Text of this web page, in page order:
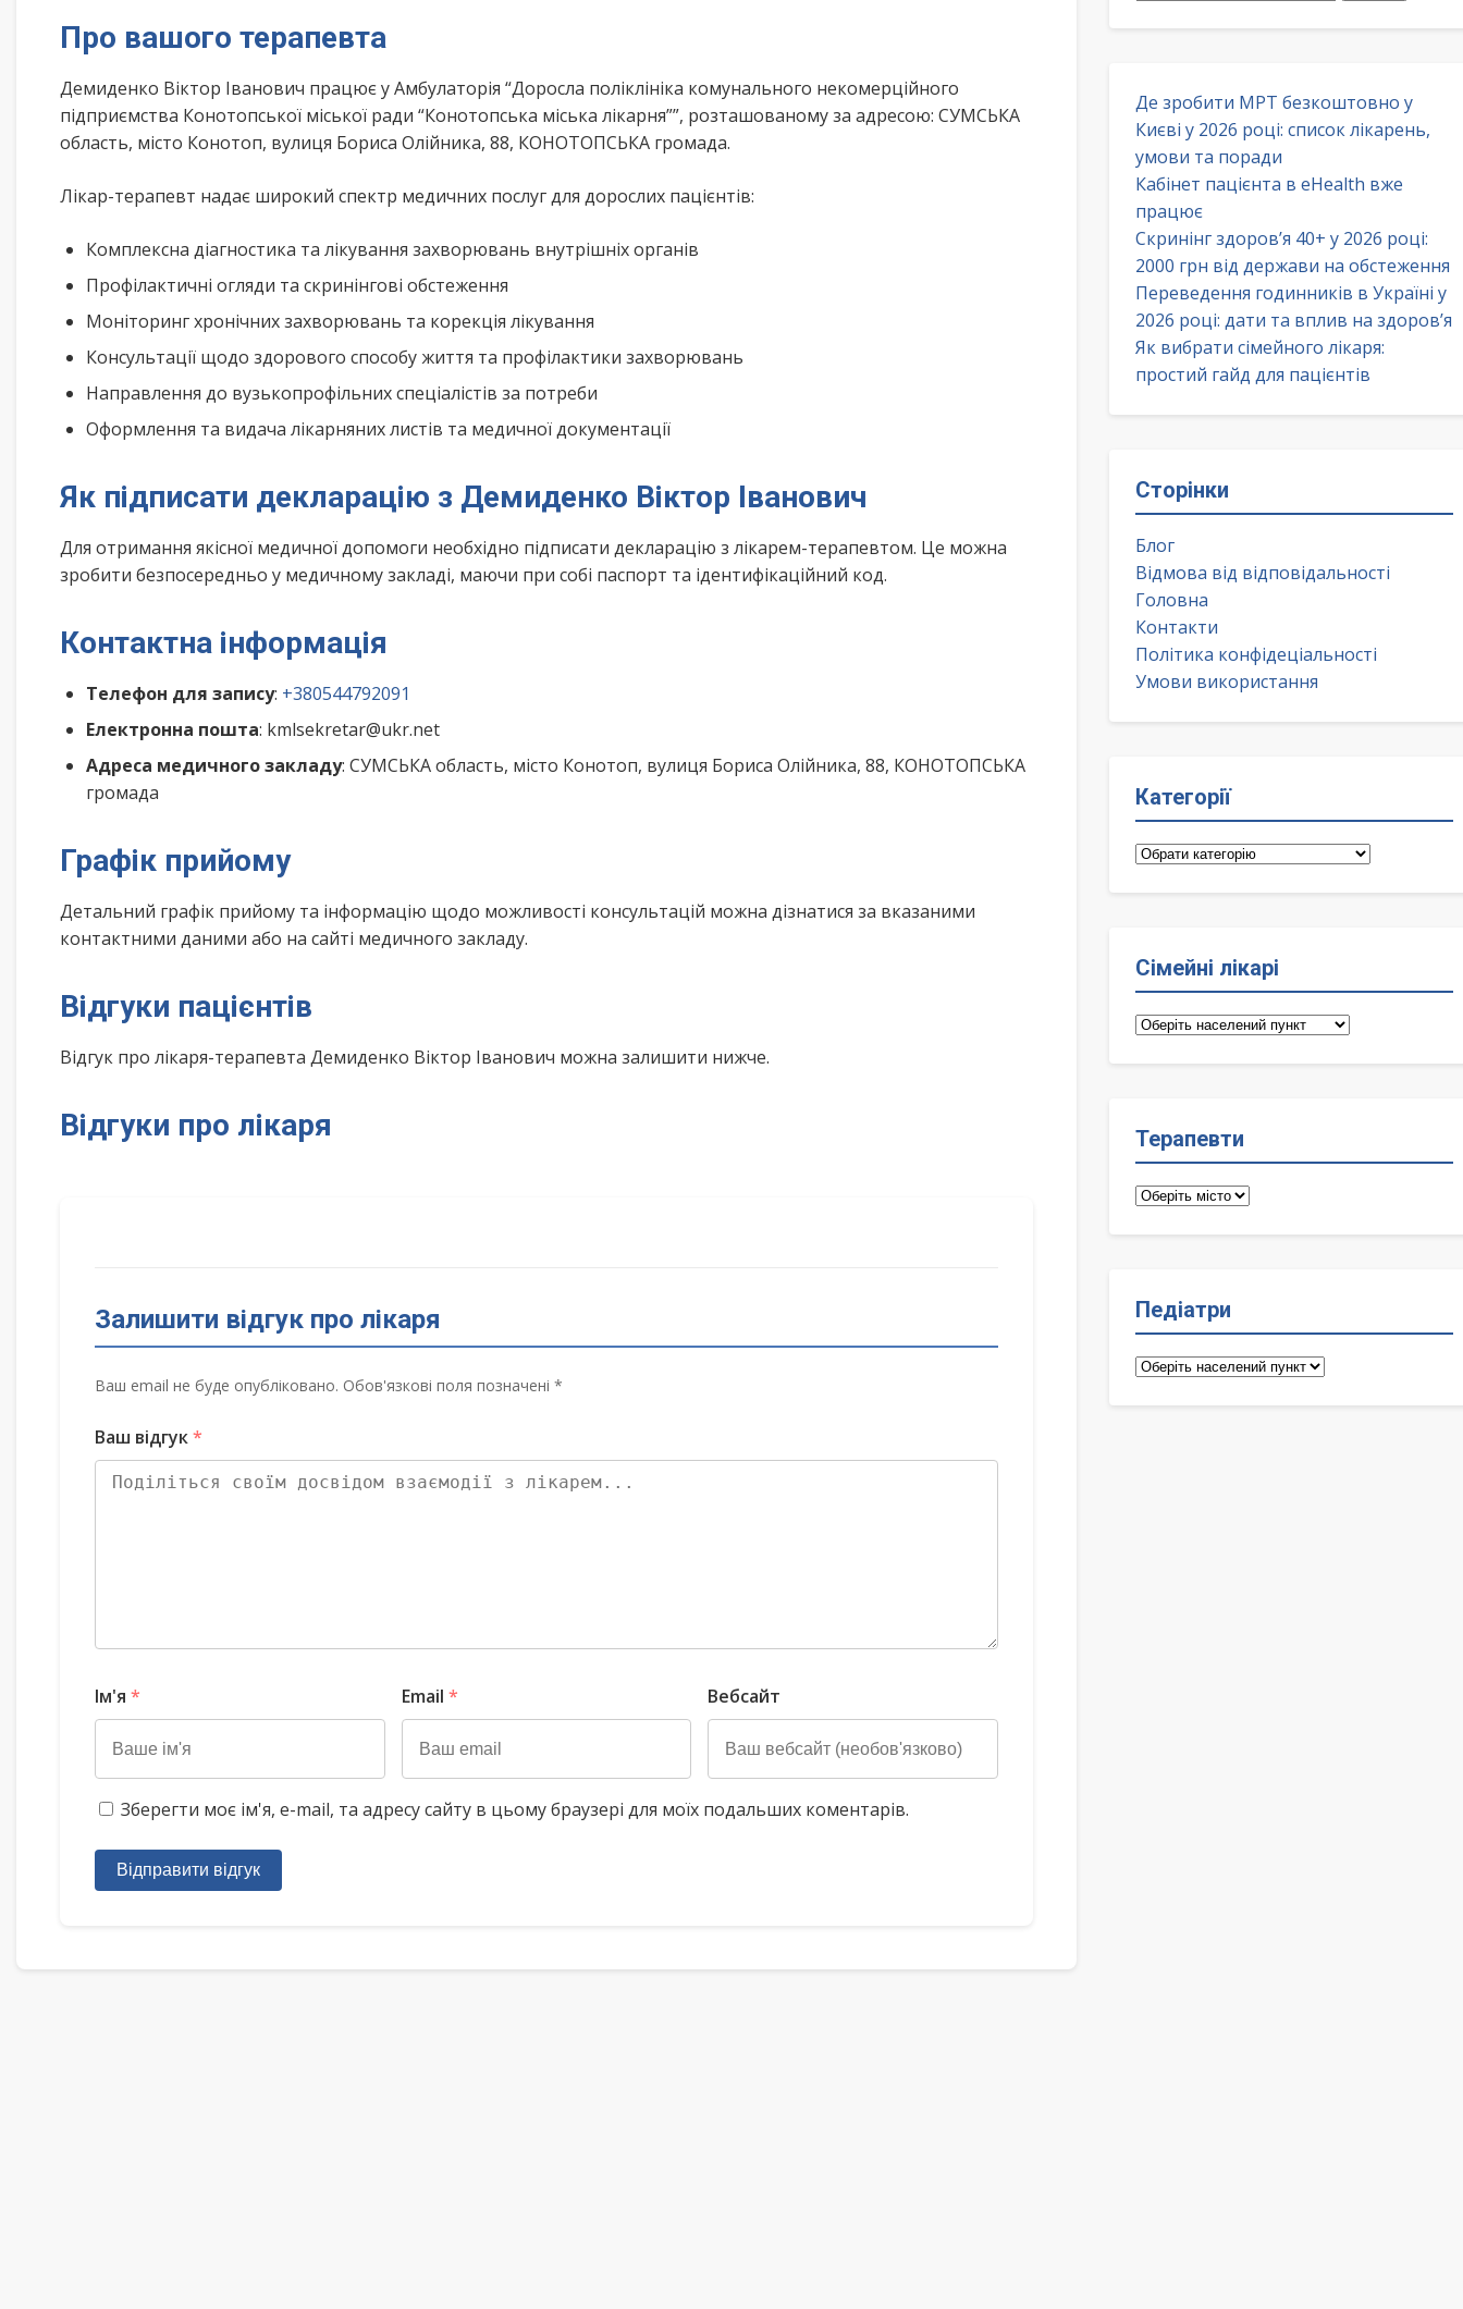
Про вашого терапевта
Демиденко Віктор Іванович працює у Амбулаторія “Доросла поліклініка комунального некомерційного
підприємства Конотопської міської ради “Конотопська міська лікарня””, розташованому за адресою: СУМСЬКА
область, місто Конотоп, вулиця Бориса Олійника, 88, КОНОТОПСЬКА громада.
Лікар-терапевт надає широкий спектр медичних послуг для дорослих пацієнтів:
Комплексна діагностика та лікування захворювань внутрішніх органів
Профілактичні огляди та скринінгові обстеження
Моніторинг хронічних захворювань та корекція лікування
Консультації щодо здорового способу життя та профілактики захворювань
Направлення до вузькопрофільних спеціалістів за потреби
Оформлення та видача лікарняних листів та медичної документації
Як підписати декларацію з Демиденко Віктор Іванович
Для отримання якісної медичної допомоги необхідно підписати декларацію з лікарем-терапевтом. Це можна
зробити безпосередньо у медичному закладі, маючи при собі паспорт та ідентифікаційний код.
Контактна інформація
Телефон для запису: +380544792091
Електронна пошта: kmlsekretar@ukr.net
Адреса медичного закладу: СУМСЬКА область, місто Конотоп, вулиця Бориса Олійника, 88, КОНОТОПСЬКА
громада
Графік прийому
Детальний графік прийому та інформацію щодо можливості консультацій можна дізнатися за вказаними
контактними даними або на сайті медичного закладу.
Відгуки пацієнтів
Відгук про лікаря-терапевта Демиденко Віктор Іванович можна залишити нижче.
Відгуки про лікаря
Залишити відгук про лікаря
Ваш email не буде опубліковано. Обов'язкові поля позначені *
Ваш відгук*
Ім'я * Email * Вебсайт
Зберегти моє ім'я, e-mail, та адресу сайту в цьому браузері для моїх подальших коментарів.
Відправити відгук
Де зробити МРТ безкоштовно у
Києві у 2026 році: список лікарень,
умови та поради
Кабінет пацієнта в eHealth вже
працює
Скринінг здоров’я 40+ у 2026 році:
2000 грн від держави на обстеження
Переведення годинників в Україні у
2026 році: дати та вплив на здоров’я
Як вибрати сімейного лікаря:
простий гайд для пацієнтів
Сторінки
Блог
Відмова від відповідальності
Головна
Контакти
Політика конфідеціальності
Умови використання
Категорії
Категорії
Сімейні лікарі
Сімейні
Терапевти
Терапевти
Педіатри
Педіатри